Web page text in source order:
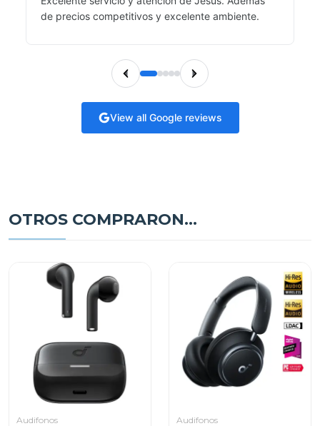
de precios competitivos y excelente ambiente.
View all Google reviews
OTROS COMPRARON...
Audifonos Audifonos